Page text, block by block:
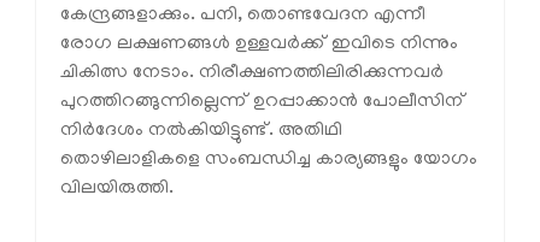
കേന്ദ്രങ്ങളാക്കും. പനി, തൊണ്ടവേദന എന്നീ
രോഗ ലക്ഷണങ്ങള്‍ ഉള്ളവര്‍ക്ക് ഇവിടെ നിന്നും
ചികിത്സ നേടാം. നിരീക്ഷണത്തിലിരിക്കുന്നവര്‍
പുറത്തിറങ്ങുന്നില്ലെന്ന് ഉറപ്പാക്കാന്‍ പോലീസിന്
നിര്‍ദേശം നല്‍കിയിട്ടുണ്ട്. അതിഥി
തൊഴിലാളികളെ സംബന്ധിച്ച കാര്യങ്ങളും യോഗം
വിലയിരുത്തി.